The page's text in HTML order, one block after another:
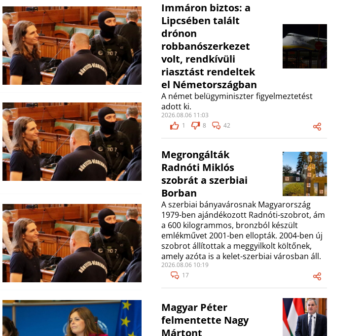
Immáron biztos: a
Lipcsében talált
drónon
robbanószerkezet
volt, rendkívüli
riasztást rendeltek
el Németországban
A német belügyminiszter figyelmeztetést
adott ki.
2026.08.06 11:03
1
8 42
Megrongálták
Radnóti Miklós
szobrát a szerbiai
Borban
A szerbiai bányavárosnak Magyarország
1979-ben ajándékozott Radnóti-szobrot, ám
a 600 kilogrammos, bronzból készült
emlékművet 2001-ben ellopták. 2004-ben új
szobrot állítottak a meggyilkolt költőnek,
amely azóta is a kelet-szerbiai városban áll.
2026.08.06 10:19
17
Magyar Péter
felmentette Nagy
Mártont